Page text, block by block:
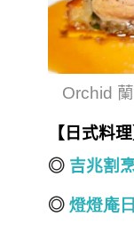
Orchid
【日式料理
◎ 吉兆割
◎ 燈燈庵 日